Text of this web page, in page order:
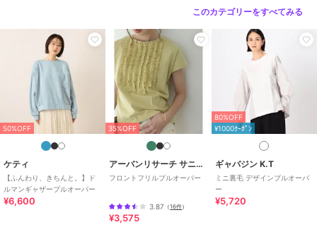
関連ワード：ketty ケティ レディース 新作 大人コーデ 2026春夏
ィス 旅行 デート 通勤 ホテルディナー アフタヌーンティー
ブランド ケティ
ショップ ケティ
商品カテゴリ トップス ／ Tシャツ・カットソ
レディース
トップス ／Tシャツ・カットソ
ライトグレー、オフホワイト、ブ
ラック
このカテゴリーをすべてみる
50%OFF
ケティ
【ふんわり、きちんと。】ド
ルマンギャザープルオーバー
¥6,600
35%OFF
アーバンリサーチ サニーレーベル
フロントフリルプルオーバー
3.87 （16件）
¥3,575
80%OFF
¥1000ｸｰﾎﾟﾝ
ギャバジン K.T
ミニ裏毛 デザインプルオーバ
ー
¥5,720